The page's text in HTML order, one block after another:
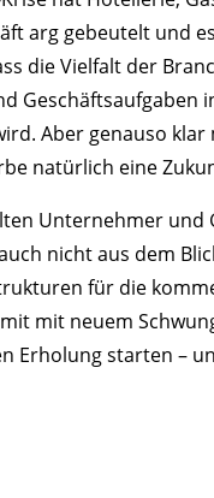
arg gebeutelt und
die Vielfalt der
Geschäftsaufgaben
Aber genauso klar
natürlich eine
Unternehmer und
nicht aus dem
für die
mit neuem
Erholung starten –